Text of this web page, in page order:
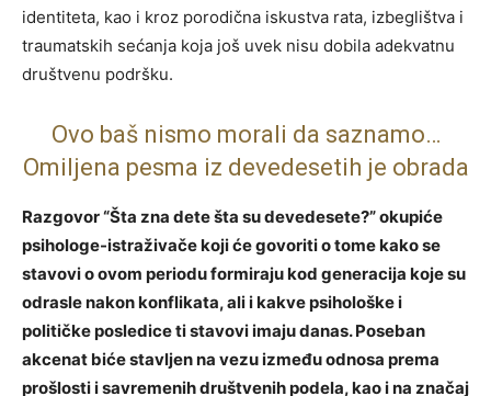
identiteta, kao i kroz porodična iskustva rata, izbeglištva i
traumatskih sećanja koja još uvek nisu dobila adekvatnu
društvenu podršku.
Ovo baš nismo morali da saznamo…
Omiljena pesma iz devedesetih je obrada
Razgovor “Šta zna dete šta su devedesete?” okupiće
psihologe-istraživače koji će govoriti o tome kako se
stavovi o ovom periodu formiraju kod generacija koje su
odrasle nakon konflikata, ali i kakve psihološke i
političke posledice ti stavovi imaju danas. Poseban
akcenat biće stavljen na vezu između odnosa prema
prošlosti i savremenih društvenih podela, kao i na značaj